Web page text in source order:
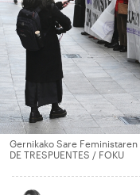
Gernikako Sare Feministaren
DE TRESPUENTES / FOKU